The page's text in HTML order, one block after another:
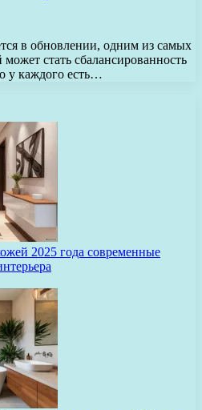
в обновлении, одним из самых
стать сбалансированность
у каждого есть…
2025 года современные